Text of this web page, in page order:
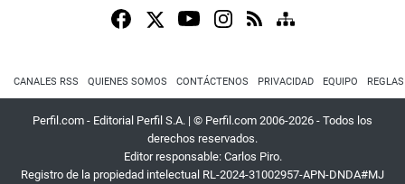
CANALES RSS QUIENES SOMOS CONTÁCTENOS PRIVACIDAD EQUIPO
Perfil.com - Editorial Perfil S.A. | © Perfil.com 2006-2026 - Todos los
derechos reservados.
Editor responsable: Carlos Piro.
Registro de la propiedad intelectual RL-2024-31002957-APN-DNDA#MJ